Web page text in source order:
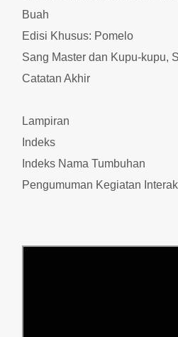
Buah
Edisi Khusus: Pomelo
Sang Master dan Kupu-kupu,
Catatan Akhir
Lampiran
Indeks
Indeks Nama Tumbuhan
Pengumuman Kegiatan